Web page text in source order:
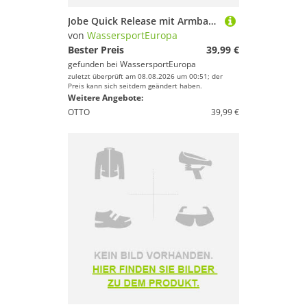
Jobe Quick Release mit Armband Wrist Seal Auslösemechanismus für Tubes
von WassersportEuropa
Bester Preis
39,99 €
gefunden bei WassersportEuropa
zuletzt überprüft am 08.08.2026 um 00:51; der
Preis kann sich seitdem geändert haben.
Weitere Angebote:
OTTO
39,99 €